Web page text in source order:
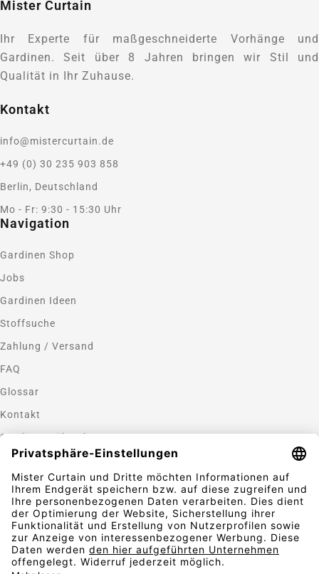
Mister Curtain
Ihr Experte für maßgeschneiderte Vorhänge und
Gardinen. Seit über 8 Jahren bringen wir Stil und
Qualität in Ihr Zuhause.
Kontakt
info@mistercurtain.de
+49 (0) 30 235 903 858
Berlin, Deutschland
Mo - Fr: 9:30 - 15:30 Uhr
Navigation
Gardinen Shop
Jobs
Gardinen Ideen
Stoffsuche
Zahlung / Versand
FAQ
Glossar
Kontakt
Gardinen nähen lassen
Zahlungsmethoden
Sicherheit